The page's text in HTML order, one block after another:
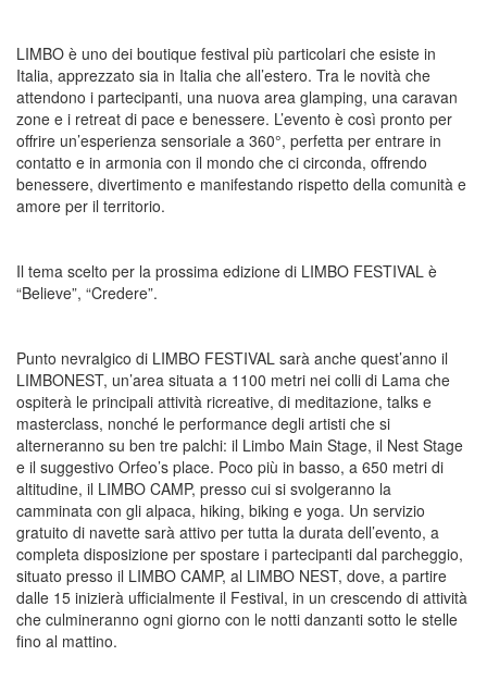
LIMBO è uno dei boutique festival più particolari che esiste in
Italia, apprezzato sia in Italia che all’estero. Tra le novità che
attendono i partecipanti, una nuova area glamping, una caravan
zone e i retreat di pace e benessere. L’evento è così pronto per
offrire un’esperienza sensoriale a 360°, perfetta per entrare in
contatto e in armonia con il mondo che ci circonda, offrendo
benessere, divertimento e manifestando rispetto della comunità e
amore per il territorio.
Il tema scelto per la prossima edizione di LIMBO FESTIVAL è
“Believe”, “Credere”.
Punto nevralgico di LIMBO FESTIVAL sarà anche quest’anno il
LIMBONEST, un’area situata a 1100 metri nei colli di Lama che
ospiterà le principali attività ricreative, di meditazione, talks e
masterclass, nonché le performance degli artisti che si
alterneranno su ben tre palchi: il Limbo Main Stage, il Nest Stage
e il suggestivo Orfeo’s place. Poco più in basso, a 650 metri di
altitudine, il LIMBO CAMP, presso cui si svolgeranno la
camminata con gli alpaca, hiking, biking e yoga. Un servizio
gratuito di navette sarà attivo per tutta la durata dell’evento, a
completa disposizione per spostare i partecipanti dal parcheggio,
situato presso il LIMBO CAMP, al LIMBO NEST, dove, a partire
dalle 15 inizierà ufficialmente il Festival, in un crescendo di attività
che culmineranno ogni giorno con le notti danzanti sotto le stelle
fino al mattino.